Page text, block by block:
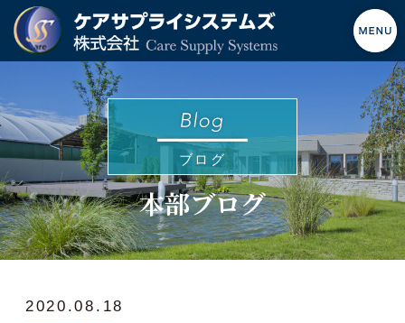
ブログ
本部ブログ
2020.08.18